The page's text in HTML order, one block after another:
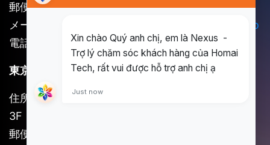
郵便番号：721262
メール：
song.huynh@homai.co
電話番号：(+84) 898 930 857
東京オフィス
住所：東京都新宿区新宿1-36-2 新宿第7早山ビル
3F
郵便番号：160-0022